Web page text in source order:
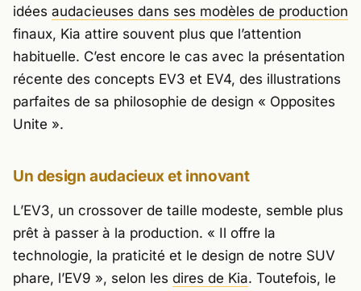
idées audacieuses dans ses modèles de production
finaux, Kia attire souvent plus que l’attention
habituelle. C’est encore le cas avec la présentation
récente des concepts EV3 et EV4, des illustrations
parfaites de sa philosophie de design « Opposites
Unite ».
Un design audacieux et innovant
L’EV3, un crossover de taille modeste, semble plus
prêt à passer à la production. « Il offre la
technologie, la praticité et le design de notre SUV
phare, l’EV9 », selon les dires de Kia. Toutefois, le